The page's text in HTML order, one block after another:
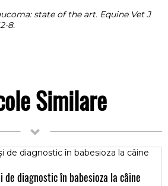
state of the art. Equine Vet J
8.
Similare
de diagnostic în babesioza la câine